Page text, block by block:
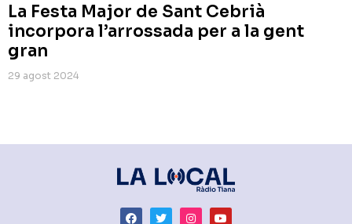
La Festa Major de Sant Cebrià
incorpora l’arrossada per a la gent
gran
29 agost 2024